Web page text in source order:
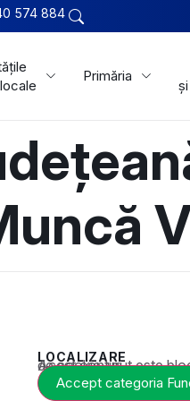
574 884
Primăria
LOCALIZARE
Acest conținut este blocat până când acceptați categoria corespunzătoare de cookie-uri.
Accept categoria